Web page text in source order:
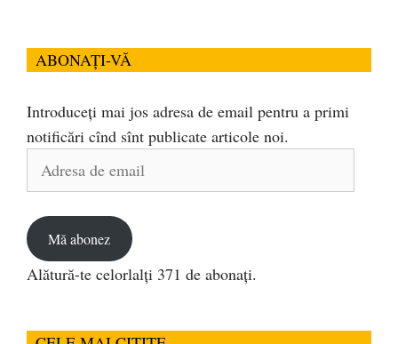
ABONAȚI-VĂ
Introduceți mai jos adresa de email pentru a primi
notificări cînd sînt publicate articole noi.
Adresa
Mă abonez
Alătură-te celorlalți 371 de abonați.